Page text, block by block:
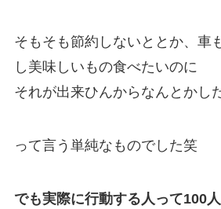
そもそも節約しないととか、車
し美味しいもの食べたいのに
それが出来ひんからなんとかし
って言う単純なものでした笑
でも実際に行動する人って100